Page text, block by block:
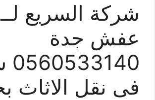
شركة السريع
عفش جدة
فى نقل الاثاث